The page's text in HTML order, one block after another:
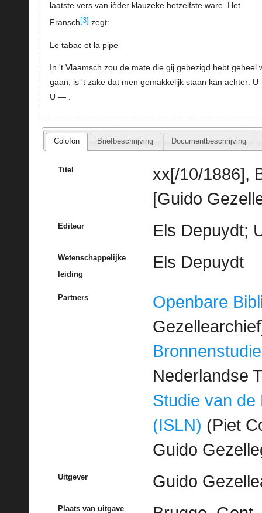
laatste vers van ièder klauzeke hetzelfste ware. Het
Fransch [3] zegt:
Le tabacet la pipe
In 't Vlaamsch zou de mate die gij gebezigd hebt geheel
gaan, is 't zake dat men gemakkelijk staan kan achter:
U — .
Colofon Briefbeschrijving Documentbeschrijving
Titel
xx[/10/1886],
[Guido
Editeur Els Depuydt;
Wetenschappelijke
leiding
Els Depuydt
Partners
Openbare
Bronnenstudie
Nederlandse
Studie van de
(ISLN) (Piet
Guido
Uitgever Guido
Plaats van uitgave